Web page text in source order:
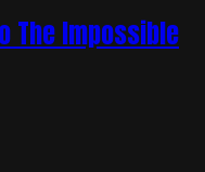
The Impossible